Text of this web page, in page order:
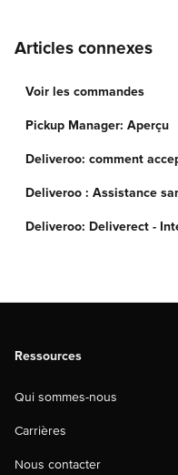
Articles connexes
Voir les commandes
Pickup Manager: Aperçu
Deliveroo : Assistance
Deliveroo: Deliverect -
Ressources
Qui sommes-nous
Carrières
Nous contacter